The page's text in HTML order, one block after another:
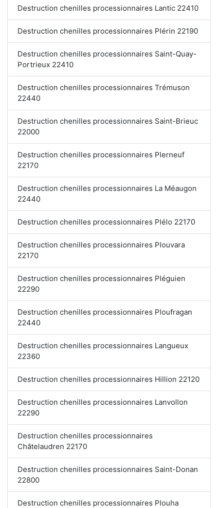
Destruction chenilles processionnaires Lantic 22410
Destruction chenilles processionnaires Plérin 22190
Destruction chenilles processionnaires Saint-Quay-
Portrieux 22410
Destruction chenilles processionnaires Trémuson
22440
Destruction chenilles processionnaires Saint-Brieuc
22000
Destruction chenilles processionnaires Plerneuf
22170
Destruction chenilles processionnaires La Méaugon
22440
Destruction chenilles processionnaires Plélo 22170
Destruction chenilles processionnaires Plouvara
22170
Destruction chenilles processionnaires Pléguien
22290
Destruction chenilles processionnaires Ploufragan
22440
Destruction chenilles processionnaires Langueux
22360
Destruction chenilles processionnaires Hillion 22120
Destruction chenilles processionnaires Lanvollon
22290
Destruction chenilles processionnaires
Châtelaudren 22170
Destruction chenilles processionnaires Saint-Donan
22800
Destruction chenilles processionnaires Plouha